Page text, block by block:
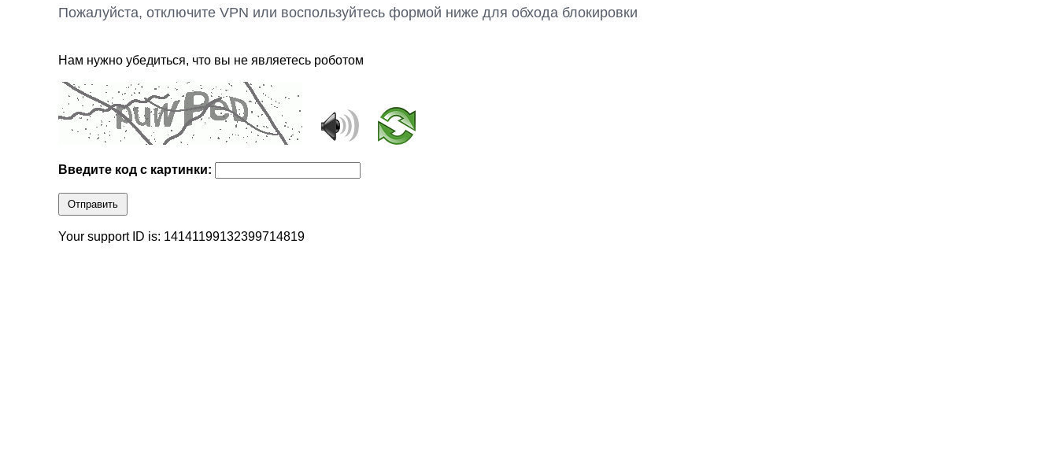
Пожалуйста, отключите VPN или воспользуйтесь формой ниже для обхода блокировки
Нам нужно убедиться, что вы не являетесь роботом
Введите код с картинки:
Отправить
Your support ID is: 14141199132399714819